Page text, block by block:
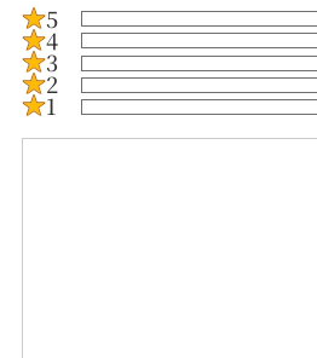
5
4
3
2
1